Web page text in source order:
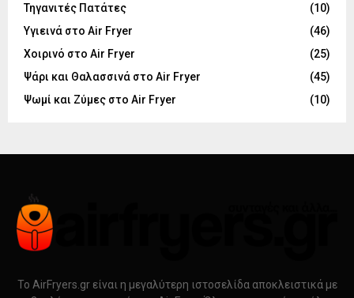
Τηγανιτές Πατάτες
(10)
Υγιεινά στο Air Fryer
(46)
Χοιρινό στο Air Fryer
(25)
Ψάρι και Θαλασσινά στο Air Fryer
(45)
Ψωμί και Ζύμες στο Air Fryer
(10)
Το AirFryers.gr είναι η μεγαλύτερη ιστοσελίδα αποκλειστικά με